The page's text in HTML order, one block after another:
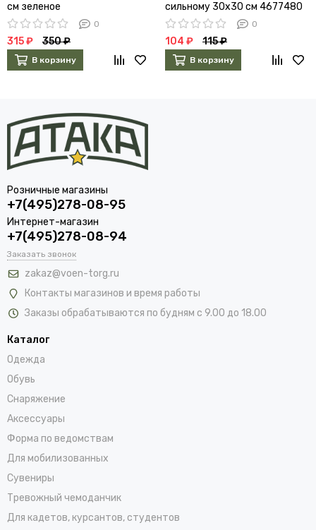
см зеленое
0
315 ₽ 350 ₽
В корзину
сильному 30х30 см 4677480
0
104 ₽ 115 ₽
В корзину
Розничные магазины
+7(495)278-08-95
Интернет-магазин
+7(495)278-08-94
Заказать звонок
zakaz@voen-torg.ru
Контакты магазинов и время работы
Заказы обрабатываются по будням с 9.00 до 18.00
Каталог
Одежда
Обувь
Снаряжение
Аксессуары
Форма по ведомствам
Для мобилизованных
Сувениры
Тревожный чемоданчик
Для кадетов, курсантов, студентов